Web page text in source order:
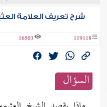
شرح تعريف العلامة
119118
16503
السؤال